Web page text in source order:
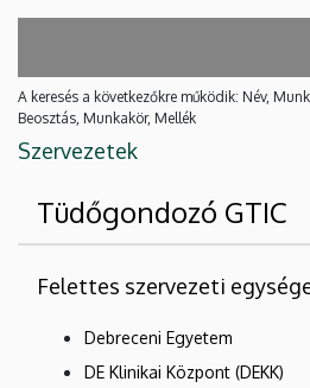
A keresés a következőkre működik: Név,
Beosztás, Munkakör, Mellék
Szervezetek
Tüdőgondozó GTIC
Felettes szervezeti
Debreceni Egyetem
DE Klinikai Központ (DEKK)